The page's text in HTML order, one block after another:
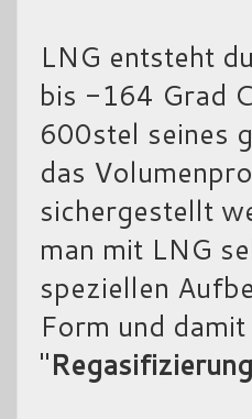
LNG entsteht
bis -164 Grad
600stel seines
das
sichergestellt
man mit LNG
speziellen
Form und
"Regasifizierung